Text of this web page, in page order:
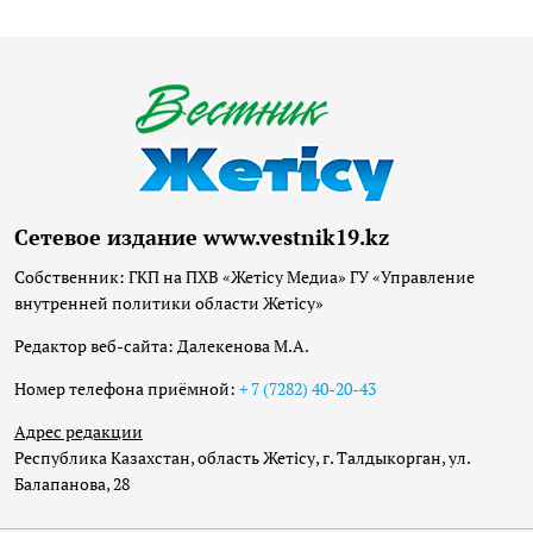
Сетевое издание www.vestnik19.kz
Собственник: ГКП на ПХВ «Жетісу Медиа» ГУ «Управление
внутренней политики области Жетісу»
Редактор веб-сайта: Далекенова М.А.
Номер телефона приёмной: + 7 (7282) 40-20-43
Адрес редакции
Республика Казахстан, область Жетісу, г. Талдыкорган, ул.
Балапанова, 28